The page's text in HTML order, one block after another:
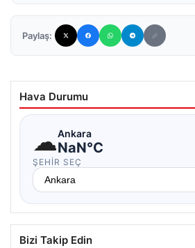
Paylaş:
Hava Durumu
☁Ankara
NaN°C
ŞEHIR SEÇ
Bizi Takip Edin